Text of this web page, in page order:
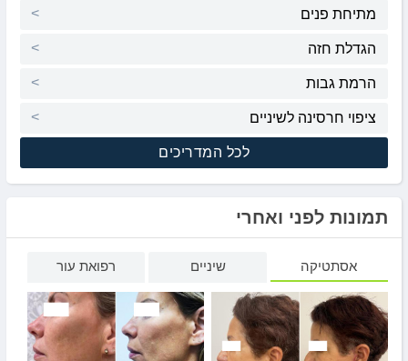
מתיחת פנים
הגדלת חזה
הרמת גבות
ציפוי חרסינה לשיניים
לכל המדריכים
תמונות לפני ואחרי
אסתטיקה שיניים רפואת עור